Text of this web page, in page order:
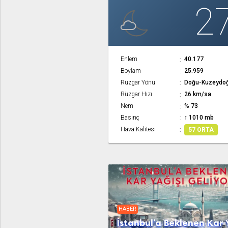
Enlem
40.177
Boylam
25.959
Rüzgar Yönü
Doğu-
Rüzgar Hızı
26 km/sa
Nem
% 73
Basınç
↑ 1010 mb
Hava Kalitesi
57 ORTA
HABER
İstanbul'a Beklenen Kar